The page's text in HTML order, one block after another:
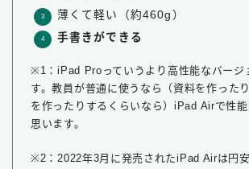
薄くて軽い（約460g）
手書きができる
※1：iPad Proっていうより高性能なバージ
す。教員が普通に使うなら（資料を作った
を作ったりするくらいなら）iPad Airで性
思います。
※2：2022年3月に発売されたiPad Airは円